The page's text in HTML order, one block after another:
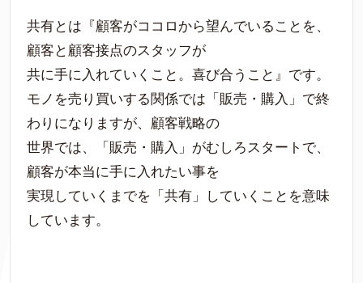
共有とは『顧客がココロから望んでいることを、
顧客と顧客接点のスタッフが
共に手に入れていくこと。喜び合うこと』です。
モノを売り買いする関係では「販売・購入」で終
わりになりますが、顧客戦略の
世界では、「販売・購入」がむしろスタートで、
顧客が本当に手に入れたい事を
実現していくまでを「共有」していくことを意味
しています。